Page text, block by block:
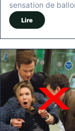
sensation de
Lire